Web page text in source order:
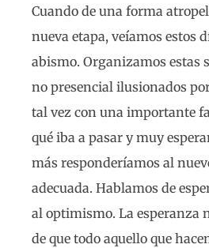
Cuando de una forma
nueva etapa, veíamos estos
abismo. Organizamos estas
no presencial ilusionados
tal vez con una importante
qué iba a pasar y muy
más responderíamos al
adecuada. Hablamos de
al optimismo. La esperanza
de que todo aquello que